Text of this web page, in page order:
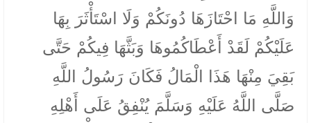
وَاللَّهِ مَا احْتَازَهَا دُونَكُمْ وَلَا اسْتَأْثَرَ بِهَا
عَلَيْكُمْ لَقَدْ أَعْطَاكُمُوهَا وَبَثَّهَا فِيكُمْ حَتَّى
بَقِيَ مِنْهَا هَذَا الْمَالُ فَكَانَ رَسُولُ اللَّهِ
صَلَّى اللَّهُ عَلَيْهِ وَسَلَّمَ يُنْفِقُ عَلَى أَهْلِهِ